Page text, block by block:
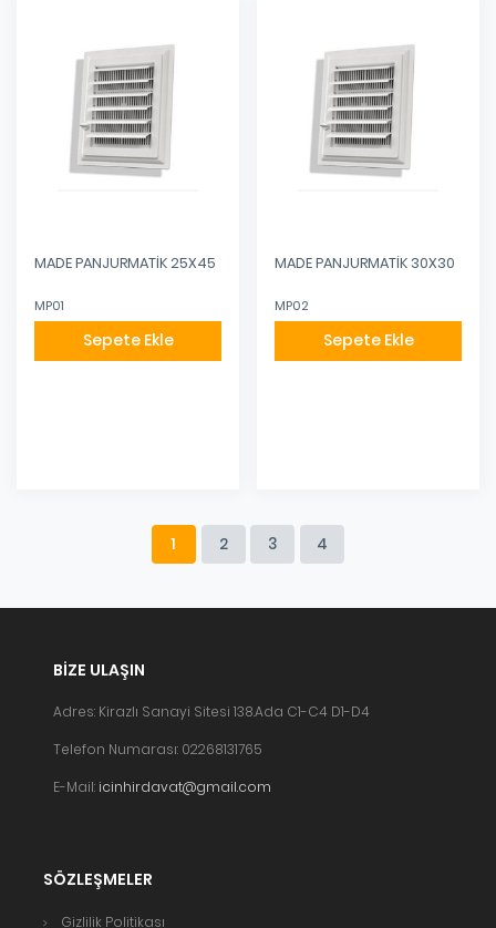
MADE PANJURMATİK 25X45
MP01
Sepete Ekle
MADE PANJURMATİK 30X30
MP02
Sepete Ekle
1 2 3 4
BIZE ULAŞIN
Adres: Kirazlı Sanayi Sitesi 138.Ada C1-C4 D1-D4
Telefon Numarası: 02268131765
E-Mail: icinhirdavat@gmail.com
SÖZLEŞMELER
Gizlilik Politikası